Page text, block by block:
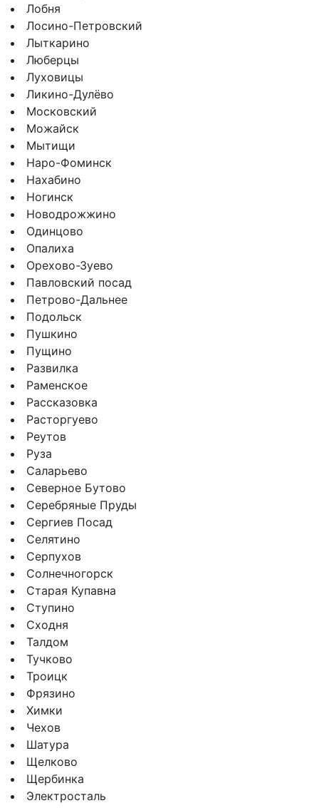
Лобня
Лосино-Петровский
Лыткарино
Люберцы
Луховицы
Ликино-Дулёво
Московский
Можайск
Мытищи
Наро-Фоминск
Нахабино
Ногинск
Новодрожжино
Одинцово
Опалиха
Орехово-Зуево
Павловский посад
Петрово-Дальнее
Подольск
Пушкино
Пущино
Развилка
Раменское
Рассказовка
Расторгуево
Реутов
Руза
Саларьево
Северное Бутово
Серебряные Пруды
Сергиев Посад
Селятино
Серпухов
Солнечногорск
Старая Купавна
Ступино
Сходня
Талдом
Тучково
Троицк
Фрязино
Химки
Чехов
Шатура
Щелково
Щербинка
Электросталь